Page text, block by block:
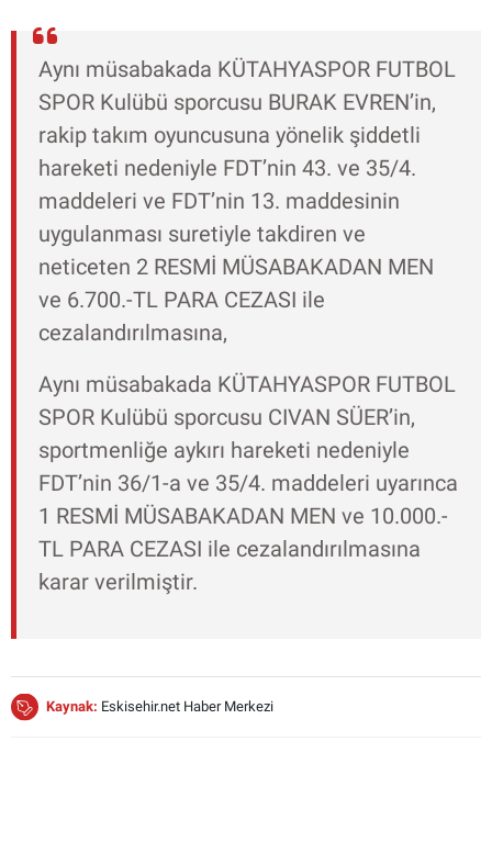
Aynı müsabakada KÜTAHYASPOR FUTBOL
SPOR Kulübü sporcusu BURAK EVREN’in,
rakip takım oyuncusuna yönelik şiddetli
hareketi nedeniyle FDT’nin 43. ve 35/4.
maddeleri ve FDT’nin 13. maddesinin
uygulanması suretiyle takdiren ve
neticeten 2 RESMİ MÜSABAKADAN MEN
ve 6.700.-TL PARA CEZASI ile
cezalandırılmasına,
Aynı müsabakada KÜTAHYASPOR FUTBOL
SPOR Kulübü sporcusu CIVAN SÜER’in,
sportmenliğe aykırı hareketi nedeniyle
FDT’nin 36/1-a ve 35/4. maddeleri uyarınca
1 RESMİ MÜSABAKADAN MEN ve 10.000.-
TL PARA CEZASI ile cezalandırılmasına
karar verilmiştir.
Kaynak: Eskisehir.net Haber Merkezi